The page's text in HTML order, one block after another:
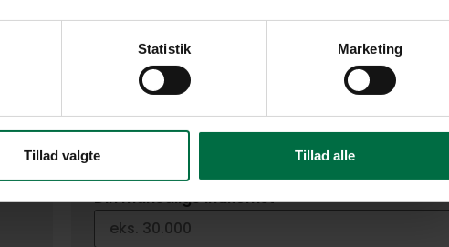
Statistik Marketing
Tillad valgte Tillad alle
Personer i husstanden*
1 voksen
2 voksne
3 voksne
Børn*
4+
1-3
nej
Er du pensionist?*
Din månedlige indkomst*